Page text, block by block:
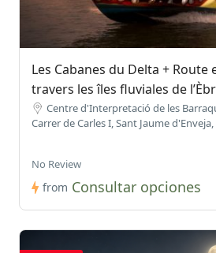
Les Cabanes du Delta + Route
travers les îles fluviales de
Centre d'Interpretació de les
Carrer de Carles I, Sant Jaume d'Enveja,
No Review
from Consultar opciones